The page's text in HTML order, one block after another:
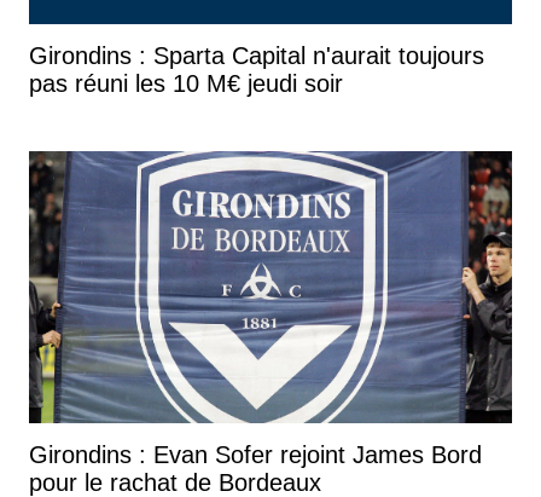
Girondins : Sparta Capital n'aurait toujours
pas réuni les 10 M€ jeudi soir
Girondins : Evan Sofer rejoint James Bord
pour le rachat de Bordeaux